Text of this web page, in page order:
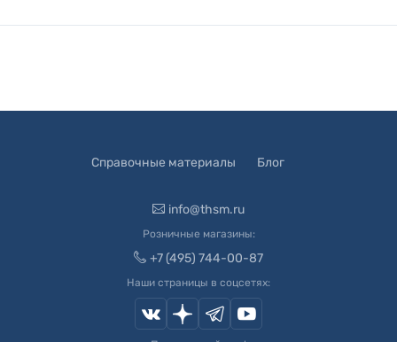
Справочные материалы Блог
info@thsm.ru
Розничные магазины:
+7 (495) 744-00-87
Наши страницы в соцсетях: